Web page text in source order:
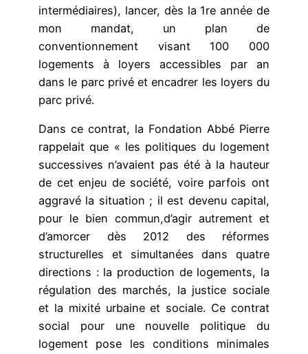
intermédiaires), lancer, dès la 1re année de
mon mandat, un plan de
conventionnement visant 100 000
logements à loyers accessibles par an
dans le parc privé et encadrer les loyers du
parc privé.
Dans ce contrat, la Fondation Abbé Pierre
rappelait que « les politiques du logement
successives n’avaient pas été à la hauteur
de cet enjeu de société, voire parfois ont
aggravé la situation ; il est devenu capital,
pour le bien commun,d’agir autrement et
d’amorcer dès 2012 des réformes
structurelles et simultanées dans quatre
directions : la production de logements, la
régulation des marchés, la justice sociale
et la mixité urbaine et sociale. Ce contrat
social pour une nouvelle politique du
logement pose les conditions minimales